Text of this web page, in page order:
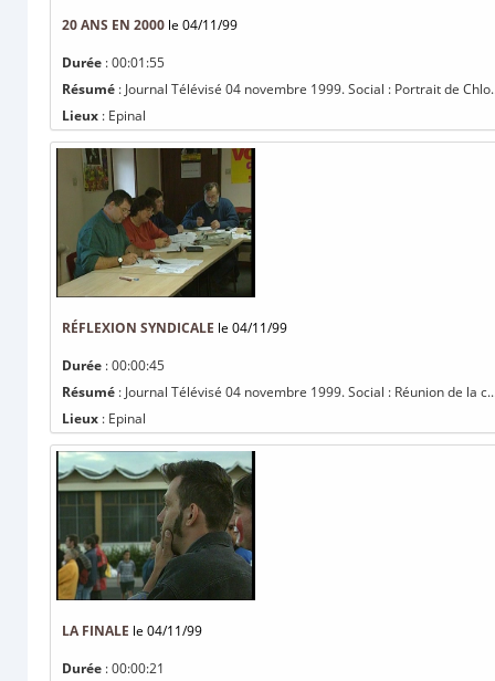
20 ANS EN 2000 le 04/11/99
Durée : 00:01:55
Résumé : Journal Télévisé 04 novembre 1999. Social : Portrait de
Lieux : Epinal
RÉFLEXION SYNDICALE le 04/11/99
Durée : 00:00:45
Résumé : Journal Télévisé 04 novembre 1999. Social : Réunion de la
Lieux : Epinal
LA FINALE le 04/11/99
Durée : 00:00:21